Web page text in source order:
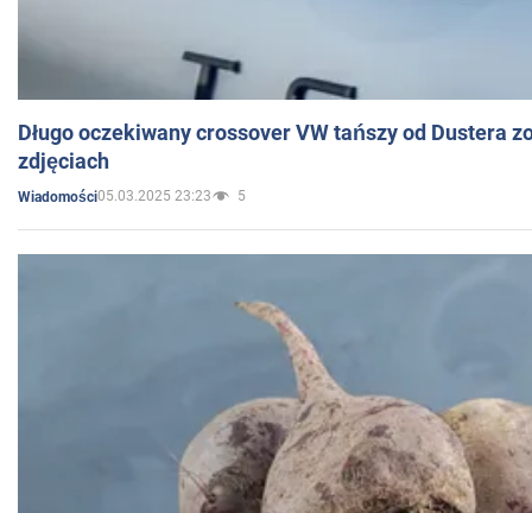
Długo oczekiwany crossover VW tańszy od Dustera
zdjęciach
Wiadomości05.03.2025 23:23 5